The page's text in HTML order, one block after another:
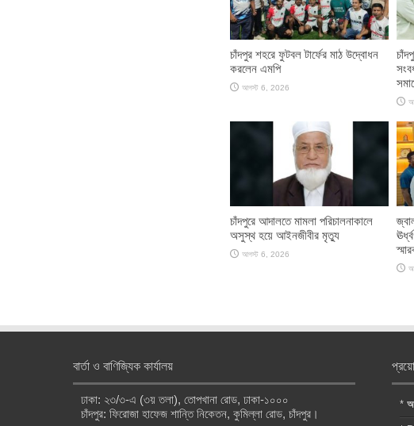
চাঁদপুর শহরে ফুটবল টার্ফের মাঠ উদ্বোধন
করলেন এমপি
আগস্ট 6, 2026
চাঁদপুরে আদালতে মামলা পরিচালনাকালে
অসুস্থ হয়ে আইনজীবীর মৃত্যু
আগস্ট 6, 2026
বার্তা ও বাণিজ্যিক কার্যালয়
ঢাকা: ২৩/৩-এ (৩য় তলা), তোপখানা রোড, ঢাকা-১০০০
চাঁদপুর: ফিরোজা হাফেজ শান্তি নিকেতন, কুমিল্লা রোড, চাঁদপুর।
*